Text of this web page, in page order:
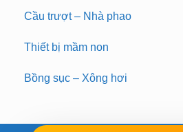
Cầu trượt – Nhà phao
Thiết bị mầm non
Bồng sục – Xông hơi